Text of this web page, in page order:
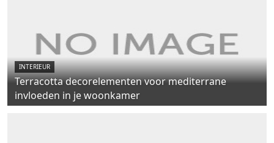
INTERIEUR
Terracotta decorelementen voor mediterrane
invloeden in je woonkamer